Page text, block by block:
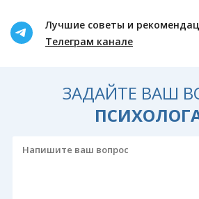
Лучшие советы и
Телеграм канале
ЗАДАЙТЕ ВАШ